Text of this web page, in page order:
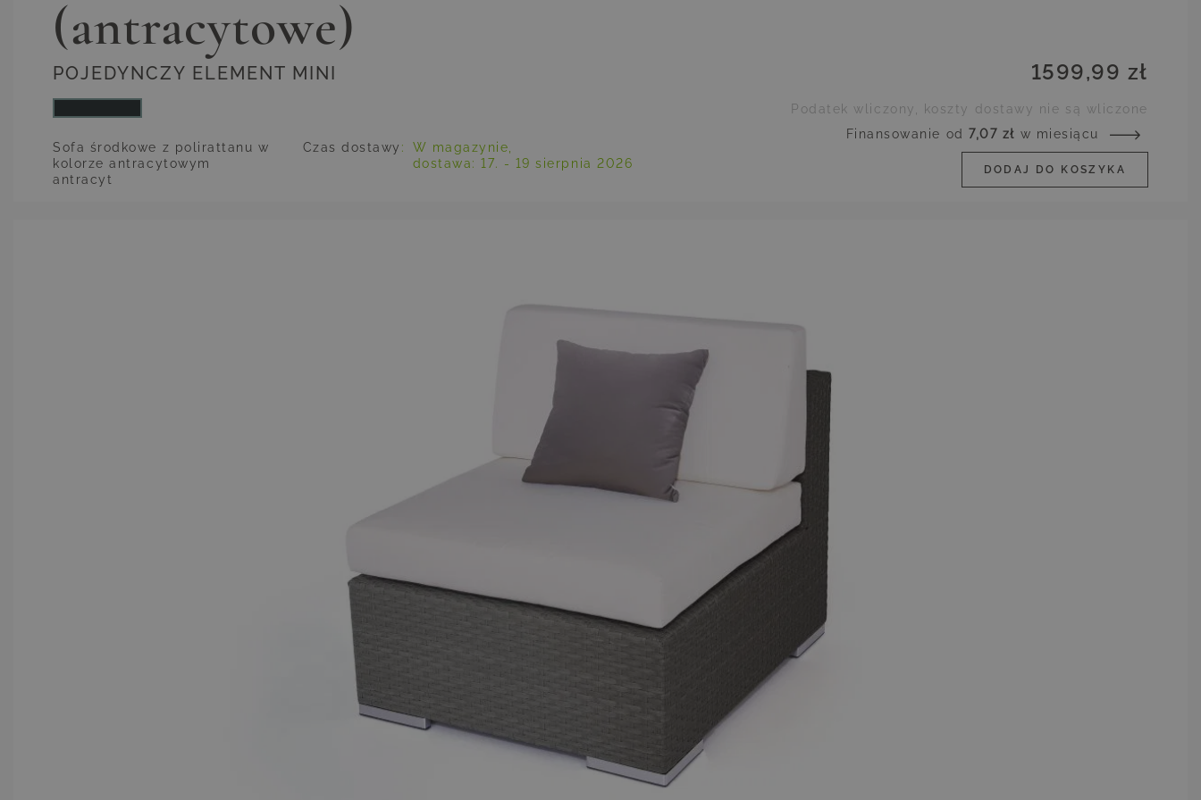
(antracytowe)
POJEDYNCZY ELEMENT MINI
Sofa środkowe z polirattanu w
kolorze antracytowym
antracyt
Czas dostawy :
W magazynie,
dostawa: 17. - 19 sierpnia 2026
1599,99 zł
Podatek wliczony, koszty dostawy nie są wliczone
Finansowanie od7,07 zł w miesiącu
DODAJ DO KOSZYKA